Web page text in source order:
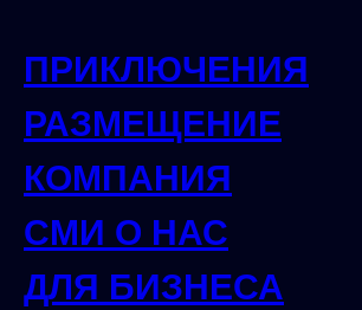
ПРИКЛЮЧЕНИЯ
РАЗМЕЩЕНИЕ
КОМПАНИЯ
СМИ О НАС
ДЛЯ БИЗНЕСА